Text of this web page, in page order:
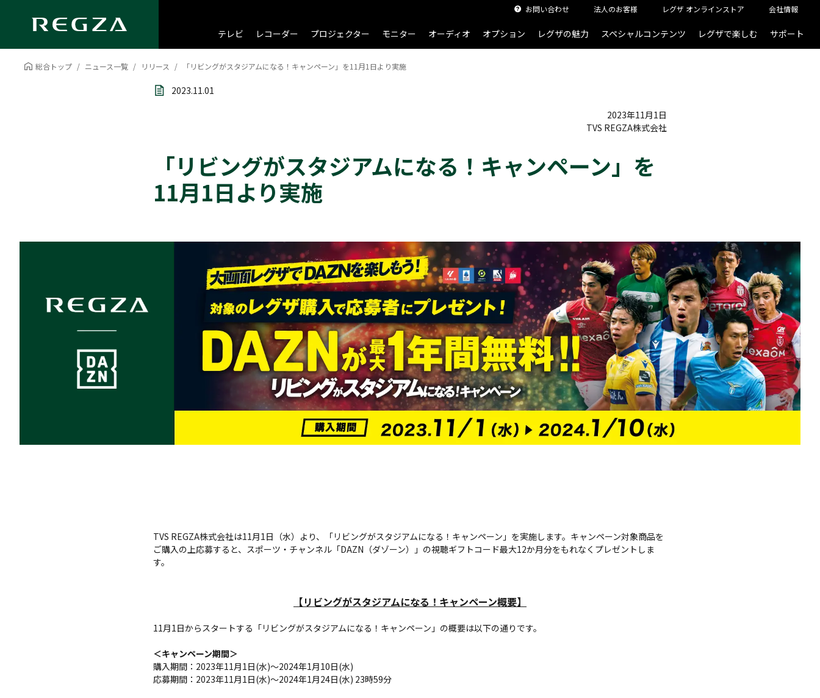
お問い合わせ 法人のお客様 レグザ オンラインストア 会社情報
テレビ レコーダー プロジェクター モニター オーディオ オプション レグザの魅力 スペシャルコンテンツ レグザで楽しむ サポート
総合トップ ニュース一覧 リリース 「リビングがスタジアムになる！キャンペーン」を11月1日より実施
2023.11.01
2023年11月1日
TVS REGZA株式会社
「リビングがスタジアムになる！キャンペーン」を
11月1日より実施
TVS REGZA株式会社は11月1日（水）より、「リビングがスタジアムになる！キャンペーン」を実施します。キャンペーン対象商品を
ご購入の上応募すると、スポーツ・チャンネル「DAZN（ダゾーン）」の視聴ギフトコード最大12か月分をもれなくプレゼントしま
す。
【リビングがスタジアムになる！キャンペーン概要】
11月1日からスタートする「リビングがスタジアムになる！キャンペーン」の概要は以下の通りです。
＜キャンペーン期間＞
購入期間：2023年11月1日(水)～2024年1月10日(水)
応募期間：2023年11月1日(水)～2024年1月24日(水) 23時59分